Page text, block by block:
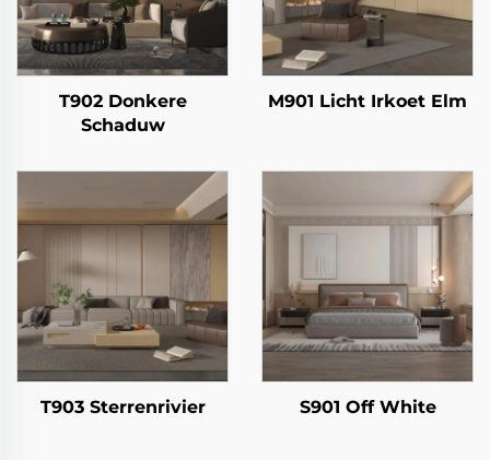
T902 Donkere
Schaduw
M901 Licht Irkoet Elm
T903 Sterrenrivier S901 Off White